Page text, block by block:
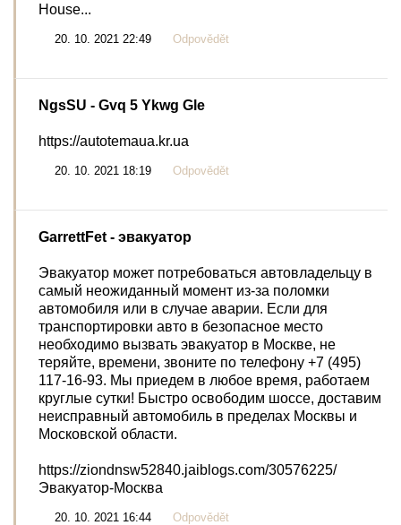
House...
20. 10. 2021 22:49 Odpovědět
NgsSU - Gvq 5 Ykwg Gle
https://autotemaua.kr.ua
20. 10. 2021 18:19 Odpovědět
GarrettFet - эвакуатор
Эвакуатор может потребоваться автовладельцу в
самый неожиданный момент из-за поломки
автомобиля или в случае аварии. Если для
транспортировки авто в безопасное место
необходимо вызвать эвакуатор в Москве, не
теряйте, времени, звоните по телефону +7 (495)
117-16-93. Мы приедем в любое время, работаем
круглые сутки! Быстро освободим шоссе, доставим
неисправный автомобиль в пределах Москвы и
Московской области.
https://ziondnsw52840.jaiblogs.com/30576225/
Эвакуатор-Москва
20. 10. 2021 16:44 Odpovědět